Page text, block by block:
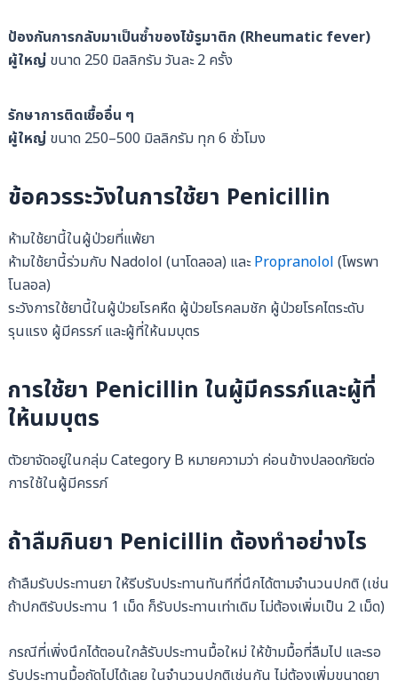
ป้องกันการกลับมาเป็นซ้ำของไข้รูมาติก (Rheumatic fever)
ผู้ใหญ่ขนาด 250 มิลลิกรัม วันละ 2 ครั้ง
รักษาการติดเชื้ออื่น ๆ
ผู้ใหญ่ขนาด 250–500 มิลลิกรัม ทุก 6 ชั่วโมง
ข้อควรระวังในการใช้ยา Penicillin
ห้ามใช้ยานี้ในผู้ป่วยที่แพ้ยา
ห้ามใช้ยานี้ร่วมกับ Nadolol (นาโดลอล) และPropranolol (โพรพา
โนลอล)
ระวังการใช้ยานี้ในผู้ป่วยโรคหืด ผู้ป่วยโรคลมชัก ผู้ป่วยโรคไตระดับ
รุนแรง ผู้มีครรภ์ และผู้ที่ให้นมบุตร
การใช้ยา Penicillin ในผู้มีครรภ์และผู้ที่
ให้นมบุตร
ตัวยาจัดอยู่ในกลุ่ม Category B หมายความว่า ค่อนข้างปลอดภัยต่อ
การใช้ในผู้มีครรภ์
ถ้าลืมกินยา Penicillin ต้องทำอย่างไร
ถ้าลืมรับประทานยา ให้รีบรับประทานทันทีที่นึกได้ตามจำนวนปกติ (เช่น
ถ้าปกติรับประทาน 1 เม็ด ก็รับประทานเท่าเดิม ไม่ต้องเพิ่มเป็น 2 เม็ด)
กรณีที่เพิ่งนึกได้ตอนใกล้รับประทานมื้อใหม่ ให้ข้ามมื้อที่ลืมไป และรอ
รับประทานมื้อถัดไปได้เลย ในจำนวนปกติเช่นกัน ไม่ต้องเพิ่มขนาดยา